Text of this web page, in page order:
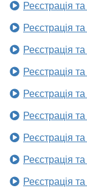
Реєстрація
Реєстрація
Реєстрація
Реєстрація
Реєстрація
Реєстрація
Реєстрація
Реєстрація
Реєстрація